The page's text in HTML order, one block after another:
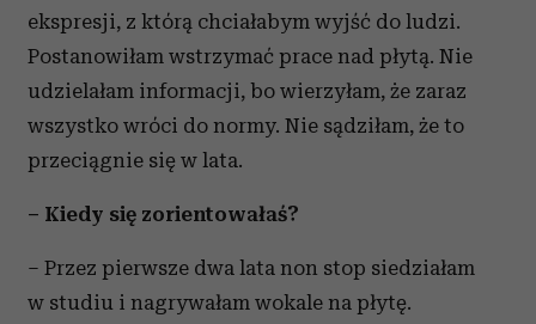
ekspresji, z którą chciałabym wyjść do ludzi.
Postanowiłam wstrzymać prace nad płytą. Nie
udzielałam informacji, bo wierzyłam, że zaraz
wszystko wróci do normy. Nie sądziłam, że to
przeciągnie się w lata.
– Kiedy się zorientowałaś?
– Przez pierwsze dwa lata non stop siedziałam
w studiu i nagrywałam wokale na płytę.